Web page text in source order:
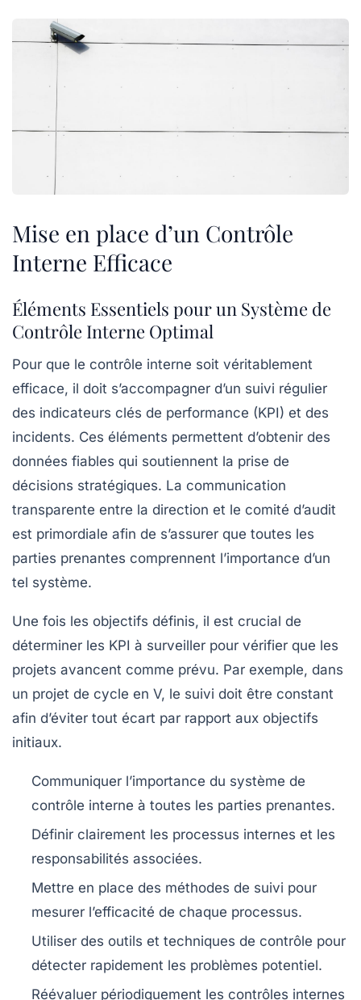
Mise en place d’un Contrôle
Interne Efficace
Éléments Essentiels pour un Système de
Contrôle Interne Optimal
Pour que le contrôle interne soit véritablement
efficace, il doit s’accompagner d’un suivi régulier
des indicateurs clés de performance (KPI) et des
incidents. Ces éléments permettent d’obtenir des
données fiables qui soutiennent la prise de
décisions stratégiques. La communication
transparente entre la direction et le comité d’audit
est primordiale afin de s’assurer que toutes les
parties prenantes comprennent l’importance d’un
tel système.
Une fois les objectifs définis, il est crucial de
déterminer les KPI à surveiller pour vérifier que les
projets avancent comme prévu. Par exemple, dans
un projet de cycle en V, le suivi doit être constant
afin d’éviter tout écart par rapport aux objectifs
initiaux.
Communiquer l’importance du système de
contrôle interne à toutes les parties prenantes.
Définir clairement les processus internes et les
responsabilités associées.
Mettre en place des méthodes de suivi pour
mesurer l’efficacité de chaque processus.
Utiliser des outils et techniques de contrôle pour
détecter rapidement les problèmes potentiel.
Réévaluer périodiquement les contrôles internes